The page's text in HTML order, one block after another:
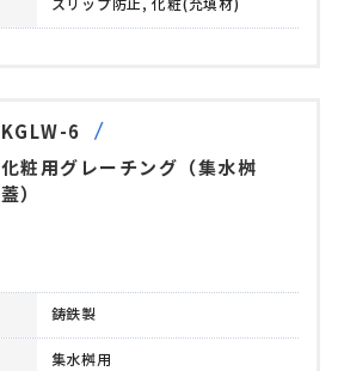
スリップ防止, 化粧(充填材)
KGLW-6
化粧用グレーチング（集水桝
蓋）
鋳鉄製
集水桝用